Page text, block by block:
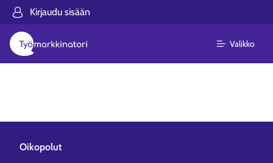
Kirjaudu sisään
Valikko
Oikopolut